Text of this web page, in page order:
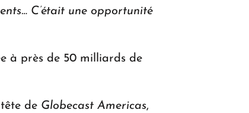
C’était une opportunité
à près de 50 milliards de
de Globecast Americas,